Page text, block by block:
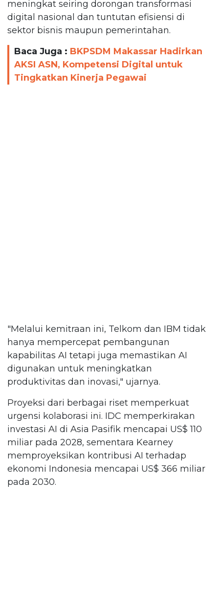
meningkat seiring dorongan transformasi
digital nasional dan tuntutan efisiensi di
sektor bisnis maupun pemerintahan.
Baca Juga : BKPSDM Makassar Hadirkan
AKSI ASN, Kompetensi Digital untuk
Tingkatkan Kinerja Pegawai
"Melalui kemitraan ini, Telkom dan IBM tidak
hanya mempercepat pembangunan
kapabilitas AI tetapi juga memastikan AI
digunakan untuk meningkatkan
produktivitas dan inovasi," ujarnya.
Proyeksi dari berbagai riset memperkuat
urgensi kolaborasi ini. IDC memperkirakan
investasi AI di Asia Pasifik mencapai US$ 110
miliar pada 2028, sementara Kearney
memproyeksikan kontribusi AI terhadap
ekonomi Indonesia mencapai US$ 366 miliar
pada 2030.